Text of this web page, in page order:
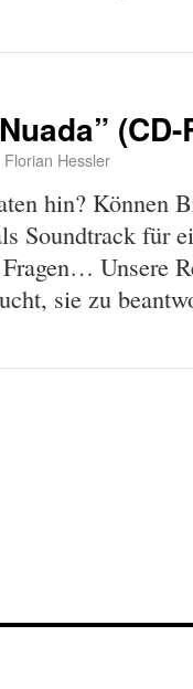
Florian Hessler
hin? Können
Soundtrack für
Unsere
sie zu